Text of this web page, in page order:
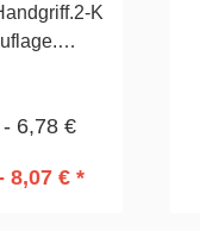
K
6,78 €
8,07 € *